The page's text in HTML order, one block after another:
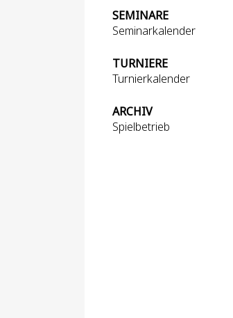
SEMINARE
Seminarkalender
TURNIERE
Turnierkalender
ARCHIV
Spielbetrieb